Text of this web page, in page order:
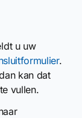
u uw
.
kan dat
vullen.